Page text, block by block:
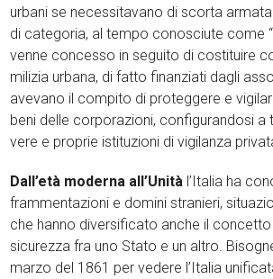
urbani se necessitavano di scorta
di categoria, al tempo conosciute come
venne concesso in seguito di costituire
milizia urbana, di fatto finanziati dagli
avevano il compito di proteggere e
beni delle corporazioni, configurandosi
vere e proprie istituzioni di vigilanza
Dall’età moderna all’Unità l’Italia ha
frammentazioni e domini stranieri,
che hanno diversificato anche il
sicurezza fra uno Stato e un altro.
marzo del 1861 per vedere l’Italia